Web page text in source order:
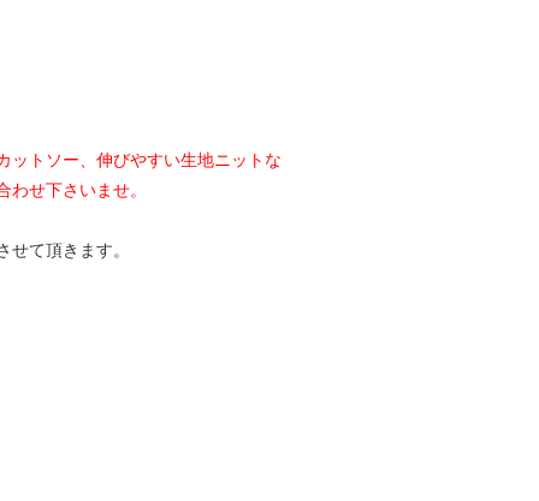
ットソー、伸びやすい生地ニットな
せ下さいませ。
て頂きます。